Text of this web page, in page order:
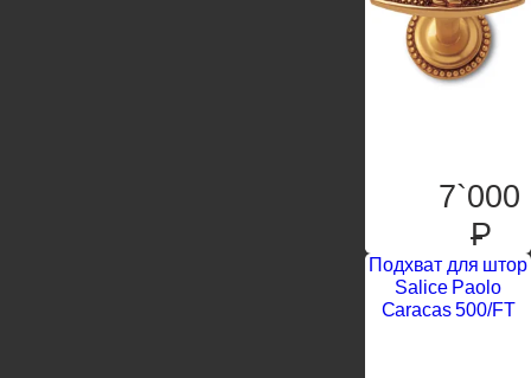
7`000
P
Подхват для штор
Salice Paolo
Caracas 500/FT